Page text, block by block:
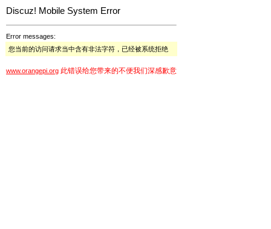
Discuz! Mobile System Error
Error messages:
您当前的访问请求当中含有非法字符，已经被系统拒绝
www.orangepi.org 此错误给您带来的不便我们深感歉意